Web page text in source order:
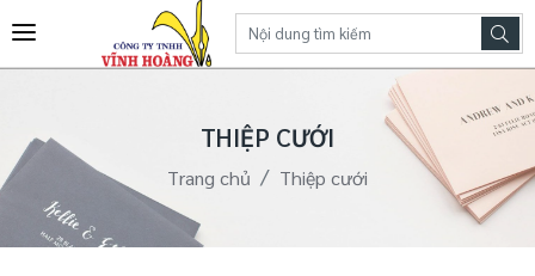
THIỆP CƯỚI
Trang chủ Thiệp cưới